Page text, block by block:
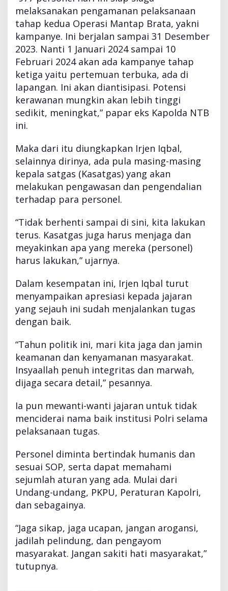
melaksanakan pengamanan pelaksanaan
tahap kedua Operasi Mantap Brata, yakni
kampanye. Ini berjalan sampai 31 Desember
2023. Nanti 1 Januari 2024 sampai 10
Februari 2024 akan ada kampanye tahap
ketiga yaitu pertemuan terbuka, ada di
lapangan. Ini akan diantisipasi. Potensi
kerawanan mungkin akan lebih tinggi
sedikit, meningkat,” papar eks Kapolda NTB
ini.
Maka dari itu diungkapkan Irjen Iqbal,
selainnya dirinya, ada pula masing-masing
kepala satgas (Kasatgas) yang akan
melakukan pengawasan dan pengendalian
terhadap para personel.
“Tidak berhenti sampai di sini, kita lakukan
terus. Kasatgas juga harus menjaga dan
meyakinkan apa yang mereka (personel)
harus lakukan,” ujarnya.
Dalam kesempatan ini, Irjen Iqbal turut
menyampaikan apresiasi kepada jajaran
yang sejauh ini sudah menjalankan tugas
dengan baik.
“Tahun politik ini, mari kita jaga dan jamin
keamanan dan kenyamanan masyarakat.
Insyaallah penuh integritas dan marwah,
dijaga secara detail,” pesannya.
Ia pun mewanti-wanti jajaran untuk tidak
menciderai nama baik institusi Polri selama
pelaksanaan tugas.
Personel diminta bertindak humanis dan
sesuai SOP, serta dapat memahami
sejumlah aturan yang ada. Mulai dari
Undang-undang, PKPU, Peraturan Kapolri,
dan sebagainya.
“Jaga sikap, jaga ucapan, jangan arogansi,
jadilah pelindung, dan pengayom
masyarakat. Jangan sakiti hati masyarakat,”
tutupnya.